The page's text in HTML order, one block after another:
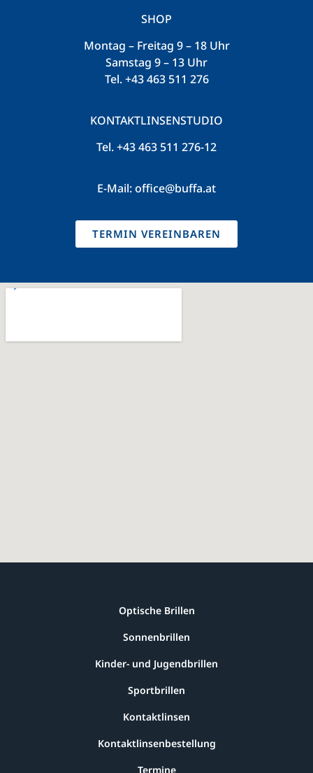
SHOP
Montag – Freitag 9 – 18 Uhr
Samstag 9 – 13 Uhr
Tel.+43 463 511 276
KONTAKTLINSENSTUDIO
Tel.+43 463 511 276-12
E-Mail:office@buffa.at
TERMIN VEREINBAREN
Optische Brillen
Sonnenbrillen
Kinder- und Jugendbrillen
Sportbrillen
Kontaktlinsen
Kontaktlinsenbestellung
Termine